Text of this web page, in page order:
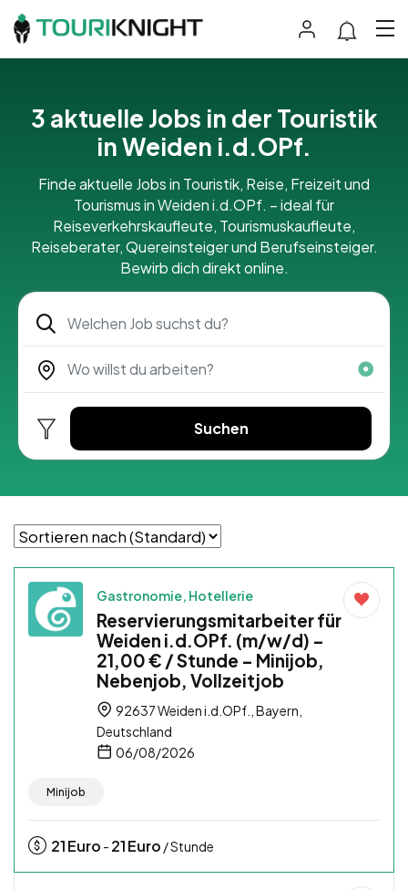
3 aktuelle Jobs in der Touristik
in Weiden i.d.OPf.
Finde aktuelle Jobs in Touristik, Reise, Freizeit und
Tourismus in Weiden i.d.OPf. – ideal für
Reiseverkehrskaufleute, Tourismuskaufleute,
Reiseberater, Quereinsteiger und Berufseinsteiger.
Bewirb dich direkt online.
Suchen
Gastronomie, Hotellerie
Reservierungsmitarbeiter für
Weiden i.d.OPf. (m/w/d) –
21,00 € / Stunde – Minijob,
Nebenjob, Vollzeitjob
92637 Weiden i.d.OPf., Bayern,
Deutschland
06/08/2026
Minijob
21Euro - 21Euro / Stunde